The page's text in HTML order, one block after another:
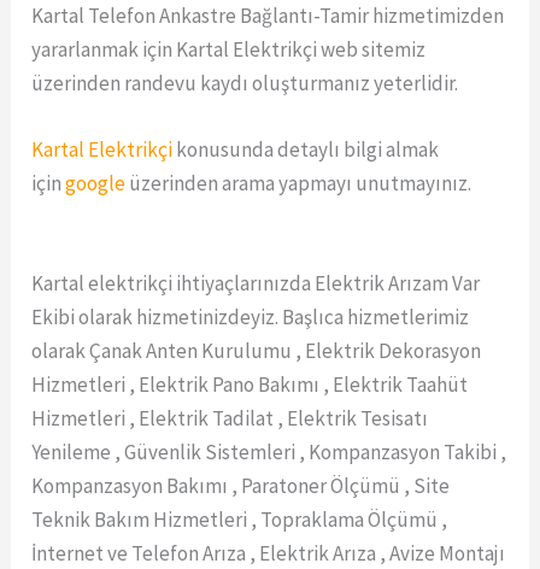
Kartal Telefon Ankastre Bağlantı-Tamir hizmetimizden
yararlanmak için Kartal Elektrikçi web sitemiz
üzerinden randevu kaydı oluşturmanız yeterlidir.
Kartal Elektrikçikonusunda detaylı bilgi almak
içingoogleüzerinden arama yapmayı unutmayınız.
Kartal elektrikçi ihtiyaçlarınızda Elektrik Arızam Var
Ekibi olarak hizmetinizdeyiz. Başlıca hizmetlerimiz
olarak Çanak Anten Kurulumu , Elektrik Dekorasyon
Hizmetleri , Elektrik Pano Bakımı , Elektrik Taahüt
Hizmetleri , Elektrik Tadilat , Elektrik Tesisatı
Yenileme , Güvenlik Sistemleri , Kompanzasyon Takibi ,
Kompanzasyon Bakımı , Paratoner Ölçümü , Site
Teknik Bakım Hizmetleri , Topraklama Ölçümü ,
İnternet ve Telefon Arıza , Elektrik Arıza , Avize Montajı